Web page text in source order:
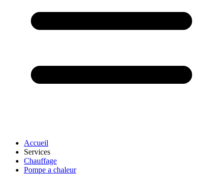
Accueil
Services
Chauffage
Pompe a chaleur